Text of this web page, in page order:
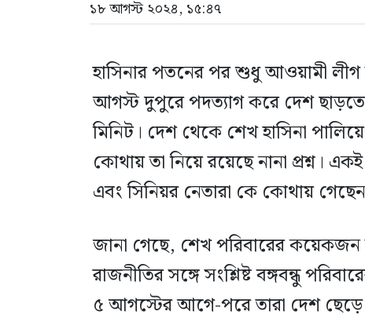
১৮ আগস্ট ২০২৪, ১৫:৪৭
হাসিনার পতনের পর শুধু আওয়ামী লীগ
আগস্ট দুপুরে পদত্যাগ করে দেশ ছাড়তে
মিনিট। দেশ থেকে শেখ হাসিনা
কোথায় তা নিয়ে রয়েছে নানা প্রশ্ন।
এবং সিনিয়র নেতারা কে কোথায়
জানা গেছে, শেখ পরিবারের
রাজনীতির সঙ্গে সংশ্লিষ্ট বঙ্গবন্ধু
৫ আগস্টের আগে-পরে তারা দেশ ছেড়ে